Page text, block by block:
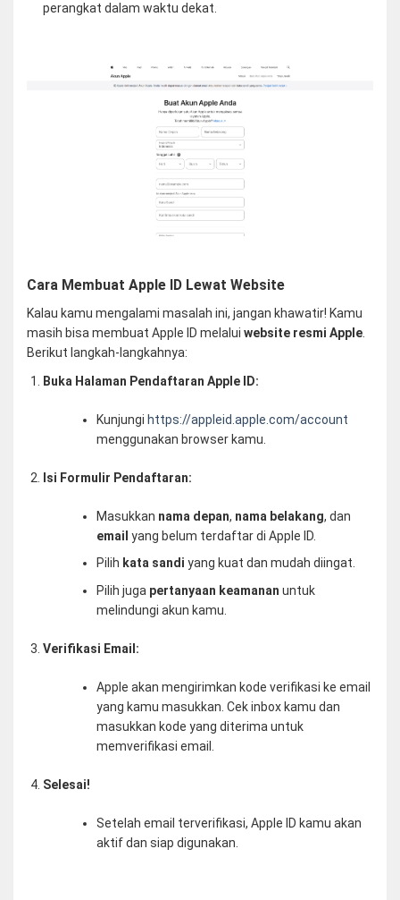
perangkat dalam waktu dekat.
Cara Membuat Apple ID Lewat Website
Kalau kamu mengalami masalah ini, jangan khawatir! Kamu
masih bisa membuat Apple ID melalui website resmi Apple
Berikut langkah-langkahnya:
Buka Halaman Pendaftaran Apple ID:
Kunjungi https://appleid.apple.com/account
menggunakan browser kamu.
Isi Formulir Pendaftaran:
Masukkan nama depan, nama belakang, dan
email yang belum terdaftar di Apple ID.
Pilih kata sandi yang kuat dan mudah diingat.
Pilih juga pertanyaan keamanan untuk
melindungi akun kamu.
Verifikasi Email:
Apple akan mengirimkan kode verifikasi ke email
yang kamu masukkan. Cek inbox kamu dan
masukkan kode yang diterima untuk
memverifikasi email.
Selesai!
Setelah email terverifikasi, Apple ID kamu akan
aktif dan siap digunakan.